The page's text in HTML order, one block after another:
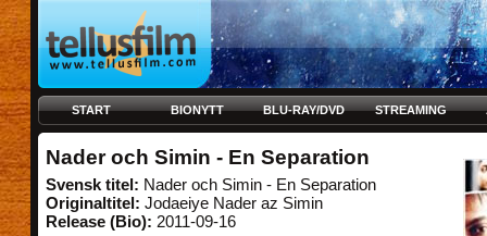
START BIONYTT BLU-RAY/DVD STREAMING
Nader och Simin - En Separation
Svensk titel: Nader och Simin - En Separation
Originaltitel: Jodaeiye Nader az Simin
Release (Bio): 2011-09-16